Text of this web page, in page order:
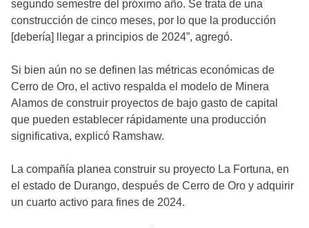
segundo semestre del próximo año. Se trata de una
construcción de cinco meses, por lo que la producción
[debería] llegar a principios de 2024”, agregó.
Si bien aún no se definen las métricas económicas de
Cerro de Oro, el activo respalda el modelo de Minera
Alamos de construir proyectos de bajo gasto de capital
que pueden establecer rápidamente una producción
significativa, explicó Ramshaw.
La compañía planea construir su proyecto La Fortuna, en
el estado de Durango, después de Cerro de Oro y adquirir
un cuarto activo para fines de 2024.